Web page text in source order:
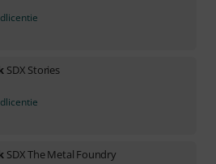
SDX Stories
SDX The Metal Foundry